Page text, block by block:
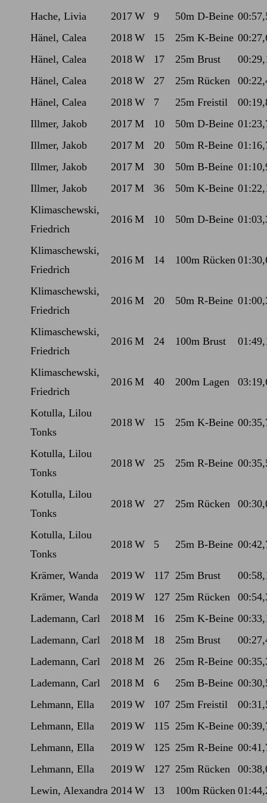
Hache, Livia
2017 W 9 50m D-Beine
Hänel, Calea
2018 W 15 25m K-Beine
Hänel, Calea
2018 W 17 25m Brust
Hänel, Calea
2018 W 27 25m Rücken
Hänel, Calea
2018 W 7 25m Freistil
Illmer, Jakob
2017 M 10 50m D-Beine
Illmer, Jakob
2017 M 20 50m R-Beine
Illmer, Jakob
2017 M 30 50m B-Beine
Illmer, Jakob
2017 M 36 50m K-Beine
Klimaschewski,
Friedrich
2016 M 10 50m D-Beine
Klimaschewski,
Friedrich
2016 M 14 100m Rücken
Klimaschewski,
Friedrich
2016 M 20 50m R-Beine
Klimaschewski,
Friedrich
2016 M 24 100m Brust
Klimaschewski,
Friedrich
2016 M 40 200m Lagen
Kotulla, Lilou
Tonks
2018 W 15 25m K-Beine
Kotulla, Lilou
Tonks
2018 W 25 25m R-Beine
Kotulla, Lilou
Tonks
2018 W 27 25m Rücken
Kotulla, Lilou
Tonks
2018 W 5 25m B-Beine
Krämer, Wanda 2019 W 117 25m Brust
Krämer, Wanda
2019 W 127 25m Rücken
Lademann, Carl
2018 M 16 25m K-Beine
Lademann, Carl
2018 M 18 25m Brust
Lademann, Carl
2018 M 26 25m R-Beine
Lademann, Carl
2018 M 6 25m B-Beine
Lehmann, Ella
2019 W 107 25m Freistil
Lehmann, Ella
2019 W 115 25m K-Beine
Lehmann, Ella
2019 W 125 25m R-Beine
Lehmann, Ella
2019 W 127 25m Rücken
Lewin, Alexandra 2014 W 13 100m Rücken